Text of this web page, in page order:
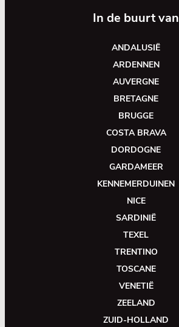
In de buurt van
ANDALUSIË
ARDENNEN
AUVERGNE
BRETAGNE
BRUGGE
COSTA BRAVA
DORDOGNE
GARDAMEER
KENNEMERDUINEN
NICE
SARDINIË
TEXEL
TRENTINO
TOSCANE
VENETIË
ZEELAND
ZUID-HOLLAND